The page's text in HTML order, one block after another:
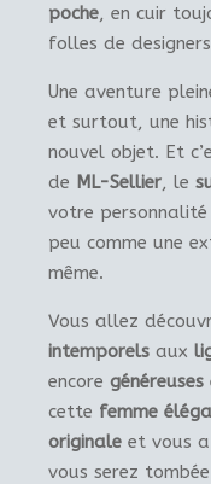
poche, en cuir
folles de
Une aventure
et surtout, une
nouvel objet. Et
de ML-Sellier, le
votre personnalité
peu comme une
même.
Vous allez
intemporels aux
encore généreuses
cette femme
originale et vous
vous serez